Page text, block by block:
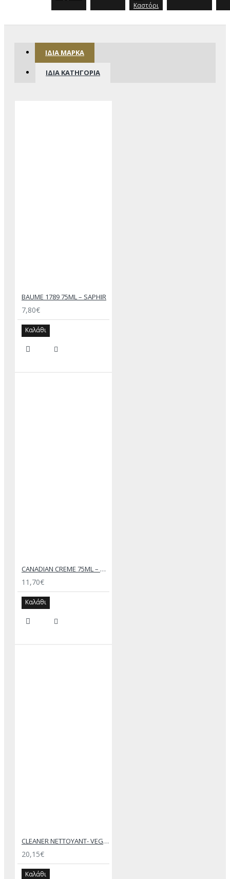
Καστόρι
ΊΔΙΑ ΜΆΡΚΑ
ΊΔΙΑ ΚΑΤΗΓΟΡΊΑ
BAUME 1789 75ML – SAPHIR
7,80€
Καλάθι
CANADIAN CREME 75ML – SAPHIR
11,70€
Καλάθι
CLEANER NETTOYANT- VEGETAL ORIGIN – SAPHIR MEDAILLE D’OR
20,15€
Καλάθι